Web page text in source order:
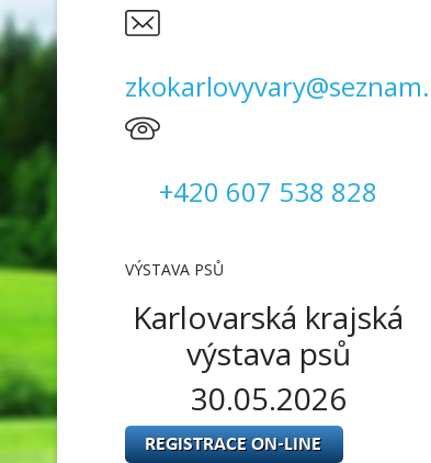
+420 607 538 828
VÝSTAVA PSŮ
Karlovarská krajská
výstava psů
30.05.2026